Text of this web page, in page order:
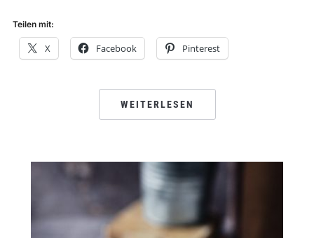
Teilen mit:
X Facebook Pinterest
WEITERLESEN